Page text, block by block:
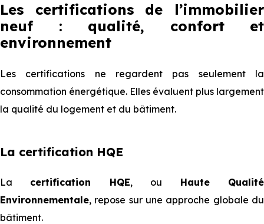
Les certifications de l’immobilier
neuf : qualité, confort et
environnement
Les certifications ne regardent pas seulement la
consommation énergétique. Elles évaluent plus largement
la qualité du logement et du bâtiment.
La certification HQE
La certification HQE, ou Haute Qualité
Environnementale, repose sur une approche globale du
bâtiment.